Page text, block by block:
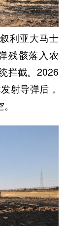
利亚大马士
残骸落入农
拦截。2026
射导弹后，